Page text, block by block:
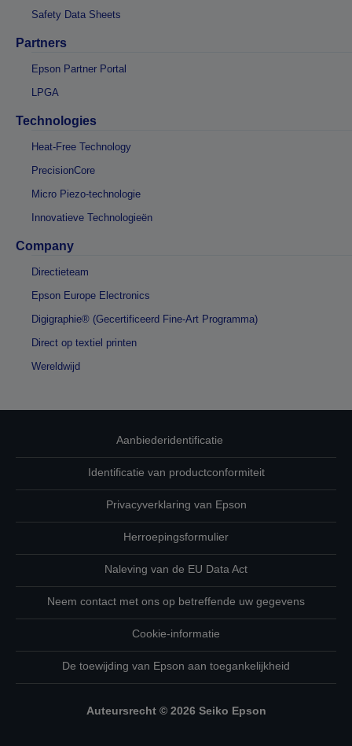
Safety Data Sheets
Partners
Epson Partner Portal
LPGA
Technologies
Heat-Free Technology
PrecisionCore
Micro Piezo-technologie
Innovatieve Technologieën
Company
Directieteam
Epson Europe Electronics
Digigraphie® (Gecertificeerd Fine-Art Programma)
Direct op textiel printen
Wereldwijd
Aanbiederidentificatie
Identificatie van productconformiteit
Privacyverklaring van Epson
Herroepingsformulier
Naleving van de EU Data Act
Neem contact met ons op betreffende uw gegevens
Cookie-informatie
De toewijding van Epson aan toegankelijkheid
Auteursrecht © 2026 Seiko Epson